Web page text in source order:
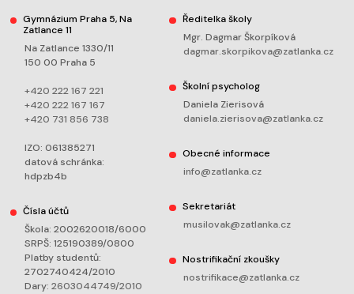
Gymnázium Praha 5, Na
Zatlance 11
Na Zatlance 1330/11
150 00 Praha 5
+420 222 167 221
+420 222 167 167
+420 731 856 738
IZO: 061385271
datová schránka:
hdpzb4b
Čísla účtů
Škola: 2002620018/6000
SRPŠ: 125190389/0800
Platby studentů:
2702740424/2010
Dary: 2603044749/2010
Ředitelka školy
Mgr. Dagmar Škorpíková
dagmar.skorpikova@zatlanka.cz
Školní psycholog
Daniela Zierisová
daniela.zierisova@zatlanka.cz
Obecné informace
info@zatlanka.cz
Sekretariát
musilovak@zatlanka.cz
Nostrifikační zkoušky
nostrifikace@zatlanka.cz